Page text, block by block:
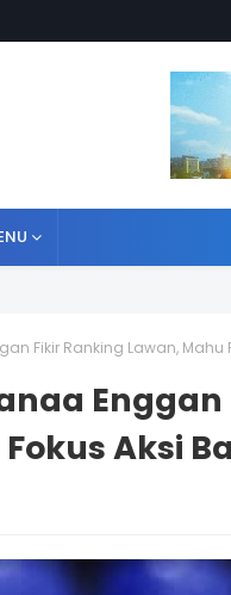
Fikir Ranking Lawan, Mahu
Aksi